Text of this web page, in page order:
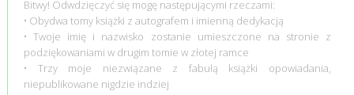
Bitwy! Odwdzięczyć się mogę następującymi rzeczami:
• Obydwa tomy książki z autografem i imienną dedykacją
• Twoje imię i nazwisko zostanie umieszczone na stronie z
podziękowaniami w drugim tomie w złotej ramce
• Trzy moje niezwiązane z fabułą książki opowiadania,
niepublikowane nigdzie indziej